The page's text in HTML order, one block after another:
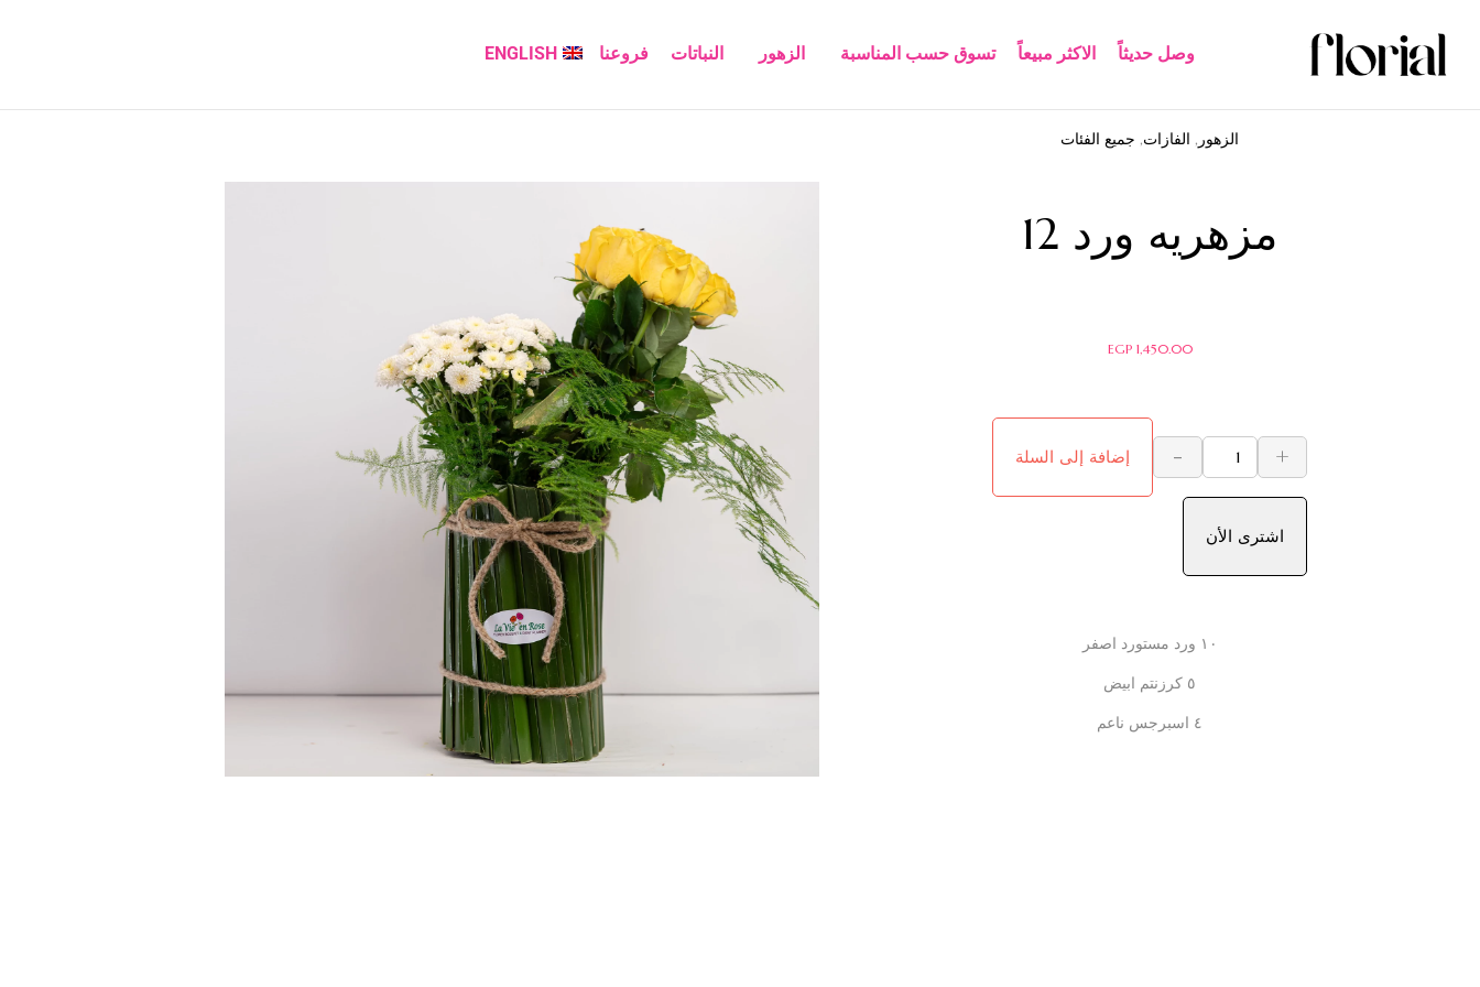
وصل حديثاً الاكثر مبيعاً​ تسوق حسب المناسبة الزهور النباتات فروعنا ENGLISH
الزهور , الفازات, جميع الفئات
مزهريه ورد 12
1,450.00
EGP
+
- إضافة إلى السلة
اشترى الأن
١٠ ورد مستورد اصفر
٥ كرزنتم ابيض
٤ اسبرجس ناعم